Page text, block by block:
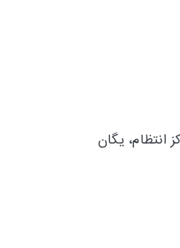
ادارات و مناطق، مراکز انتظام، یگان